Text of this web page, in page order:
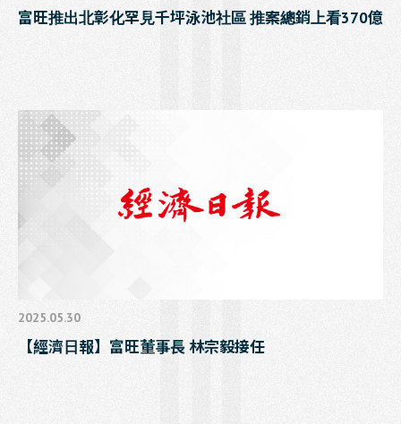
富旺推出北彰化罕見千坪泳池社區 推案總銷上看370億
2025.05.30
【經濟日報】富旺董事長 林宗毅接任